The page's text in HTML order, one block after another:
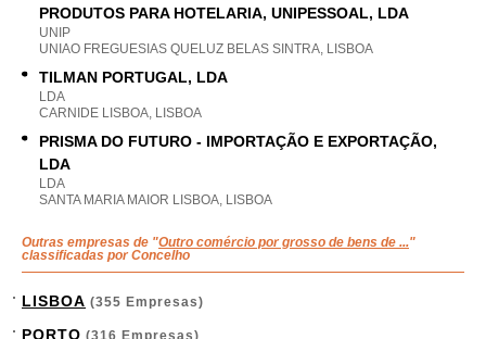
PRODUTOS PARA HOTELARIA, UNIPESSOAL, LDA
UNIP
UNIAO FREGUESIAS QUELUZ BELAS SINTRA, LISBOA
TILMAN PORTUGAL, LDA
LDA
CARNIDE LISBOA, LISBOA
PRISMA DO FUTURO - IMPORTAÇÃO E EXPORTAÇÃO,
LDA
LDA
SANTA MARIA MAIOR LISBOA, LISBOA
Outras empresas de "Outro comércio por grosso de bens de ..."
classificadas por Concelho
LISBOA (355 Empresas)
PORTO (316 Empresas)